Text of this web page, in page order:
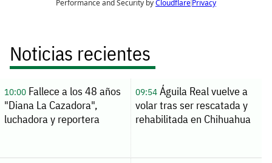
Noticias recientes
10:00Fallece a los 48 años
"Diana La Cazadora",
luchadora y reportera
09:54Águila Real vuelve a
volar tras ser rescatada y
rehabilitada en Chihuahua